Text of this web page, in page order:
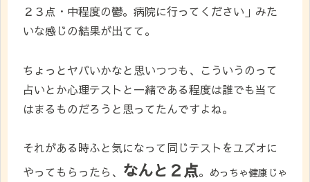
２３点・中程度の鬱。病院に行ってください」みた
いな感じの結果が出てて。
ちょっとヤバいかなと思いつつも、こういうのって
占いとか心理テストと一緒である程度は誰でも当て
はまるものだろうと思ってたんですよね。
それがある時ふと気になって同じテストをユズオに
やってもらったら、 なんと２点。 めっちゃ健康じゃ